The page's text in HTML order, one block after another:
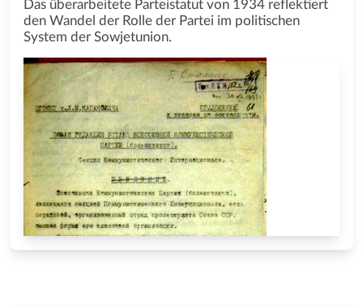
Das überarbeitete Parteistatut von 1934 reflektiert
den Wandel der Rolle der Partei im politischen
System der Sowjetunion.